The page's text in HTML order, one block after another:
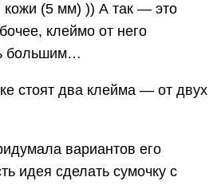
кожи (5 мм) )) А так — это
клеймо от него
большим…
стоят два клейма — от двух
вариантов его
идея сделать сумочку с